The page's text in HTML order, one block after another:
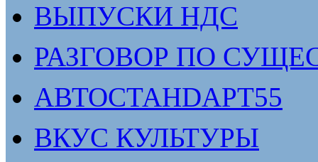
ВЫПУСКИ НДС
РАЗГОВОР ПО
АВТОСТАНDАРТ55
ВКУС КУЛЬТУРЫ